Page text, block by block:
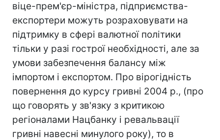
віце-прем'єр-міністра, підприємства-
експортери можуть розраховувати на
підтримку в сфері валютної політики
тільки у разі гострої необхідності, але за
умови забезпечення балансу між
імпортом і експортом. Про вірогідність
повернення до курсу гривні 2004 р., (про
що говорять у зв'язку з критикою
регіоналами Нацбанку і ревальвації
гривні навесні минулого року), то в